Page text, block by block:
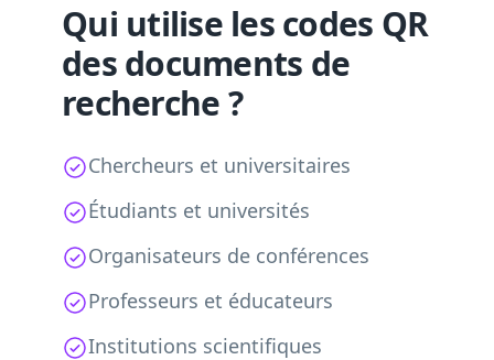
Qui utilise les codes QR
des documents de
recherche ?
Chercheurs et universitaires
Étudiants et universités
Organisateurs de conférences
Professeurs et éducateurs
Institutions scientifiques